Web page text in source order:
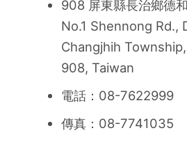
908 屏東縣長治鄉德
No.1 Shennong Rd.,
Changjhih
908, Taiwan
電話：08-7622999
傳真：08-7741035